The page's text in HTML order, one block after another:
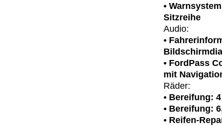
•
Sitzreihe
Audio:
•
• FordPass
mit
Räder:
• Bereifung:
• Bereifung:
• Reifen-